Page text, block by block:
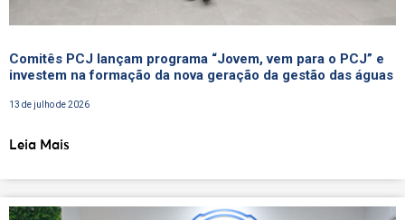
Comitês PCJ lançam programa “Jovem, vem para o PCJ” e
investem na formação da nova geração da gestão das águas
13 de julho de 2026
Leia Mais